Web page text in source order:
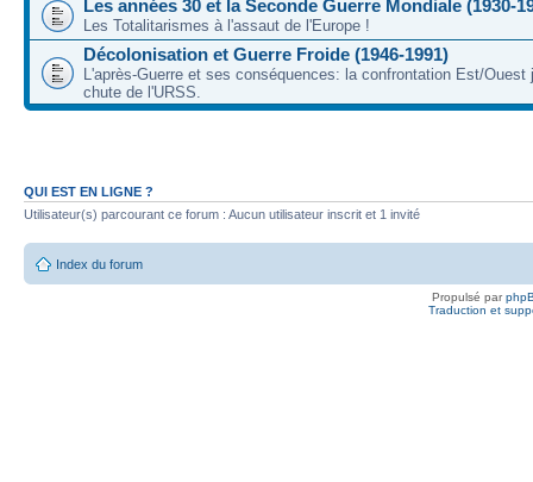
Les années 30 et la Seconde Guerre Mondiale (1930-
Les Totalitarismes à l'assaut de l'Europe !
Décolonisation et Guerre Froide (1946-1991)
L'après-Guerre et ses conséquences: la confrontation Est/Ouest
chute de l'URSS.
QUI EST EN LIGNE ?
Utilisateur(s) parcourant ce forum : Aucun utilisateur inscrit et 1 invité
Index du forum
Propulsé par
Traduction et